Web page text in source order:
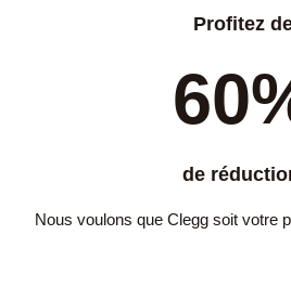
Profitez
de
Nous voulons que Clegg soit votre